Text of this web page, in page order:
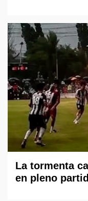
La tormenta
en pleno